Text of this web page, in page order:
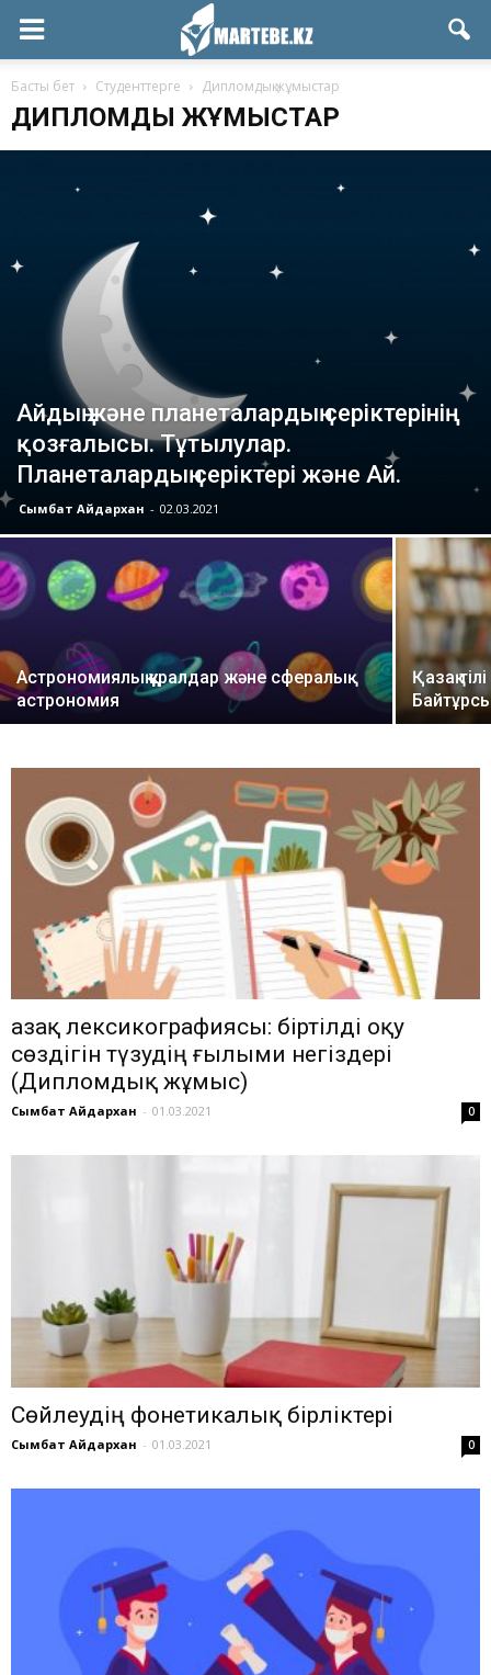
Басты бет Студенттерге Дипломдық жұмыстар
ДИПЛОМДЫҚ ЖҰМЫСТАР
Айдың және планеталардың серіктерінің
қозғалысы. Тұтылулар.
Планеталардың серіктері және Ай.
Сымбат Айдархан - 02.03.2021
Астрономиялық құралдар және сфералық
астрономия
Қазақ
Қазақ лексикографиясы: біртілді оқу
сөздігін түзудің ғылыми негіздері
(Дипломдық жұмыс)
Сымбат Айдархан - 01.03.2021 0
Сөйлеудің фонетикалық бірліктері
Сымбат Айдархан - 01.03.2021 0